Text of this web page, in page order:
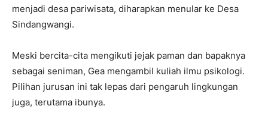
menjadi desa pariwisata, diharapkan menular ke Desa
Sindangwangi.
Meski bercita-cita mengikuti jejak paman dan bapaknya
sebagai seniman, Gea mengambil kuliah ilmu psikologi.
Pilihan jurusan ini tak lepas dari pengaruh lingkungan
juga, terutama ibunya.